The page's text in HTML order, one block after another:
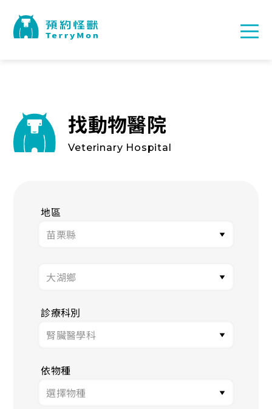
找動物醫院
Veterinary Hospital
地區
診療科別
依物種